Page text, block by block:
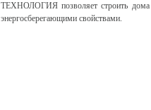
ТЕХНОЛОГИЯ позволяет строить
энергосберегающими свойствами.